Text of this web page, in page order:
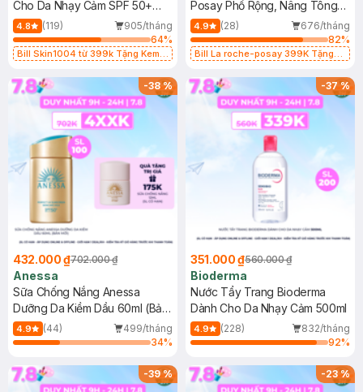
Cho Da Nhạy Cảm SPF 50+
50ml
4.8 (119)
905/tháng
64%
Bill Skin1004 từ 399k Tặng Kem
SPF 50+ 20ml (SL Có Hạn)
Posay Phổ Rộng, Nâng Tông
Kiềm Dầu 50ml
4.9 (28)
676/tháng
82%
Bill La roche-posay 399K Tặng
(SL có hạn)
-38%
432.000 ₫702.000 ₫
Anessa
Sữa Chống Nắng Anessa
Dưỡng Da Kiềm Dầu 60ml (Bản
Mới)
4.9 (44)
499/tháng
34%
-37%
351.000 ₫560.000 ₫
Bioderma
Nước Tẩy Trang Bioderma
Dành Cho Da Nhạy Cảm 500ml
4.9 (228)
832/tháng
92%
-39% -23%